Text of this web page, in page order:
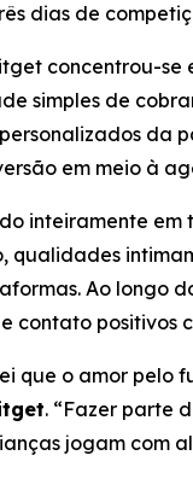
dias de
concentrou-se
simples de
da
em meio à
inteiramente
qualidades
Ao longo
contato positivos
que o amor pelo
. “Fazer parte
jogam com